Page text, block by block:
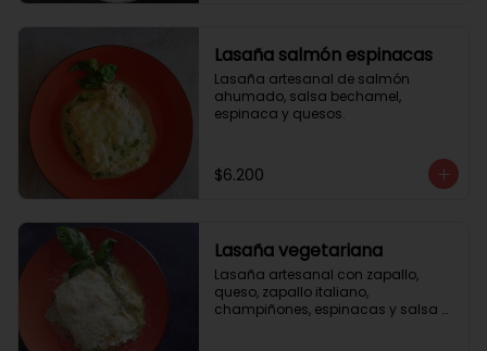
Lasaña salmón espinacas
Lasaña artesanal de salmón
ahumado, salsa bechamel,
espinaca y quesos.
$6.200
Lasaña vegetariana
Lasaña artesanal con zapallo,
queso, zapallo italiano,
champiñones, espinacas y salsa